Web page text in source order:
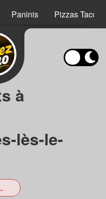
Paninis Pizzas Tacos
à
lès-le-